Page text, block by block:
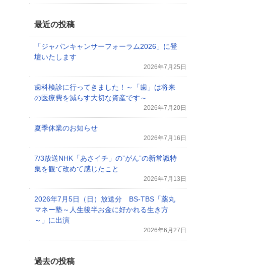
最近の投稿
「ジャパンキャンサーフォーラム2026」に登
壇いたします
2026年7月25日
歯科検診に行ってきました！～「歯」は将来
の医療費を減らす大切な資産です～
2026年7月20日
夏季休業のお知らせ
2026年7月16日
7/3放送NHK「あさイチ」の”がん”の新常識特
集を観て改めて感じたこと
2026年7月13日
2026年7月5日（日）放送分 BS-TBS「薬丸
マネー塾～人生後半お金に好かれる生き方
～」に出演
2026年6月27日
過去の投稿